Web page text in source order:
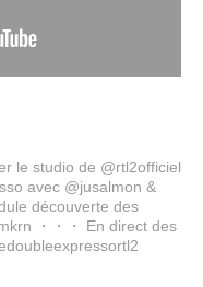
le studio de @rtl2officiel
avec @jusalmon &
découverte des
・・・ En direct des